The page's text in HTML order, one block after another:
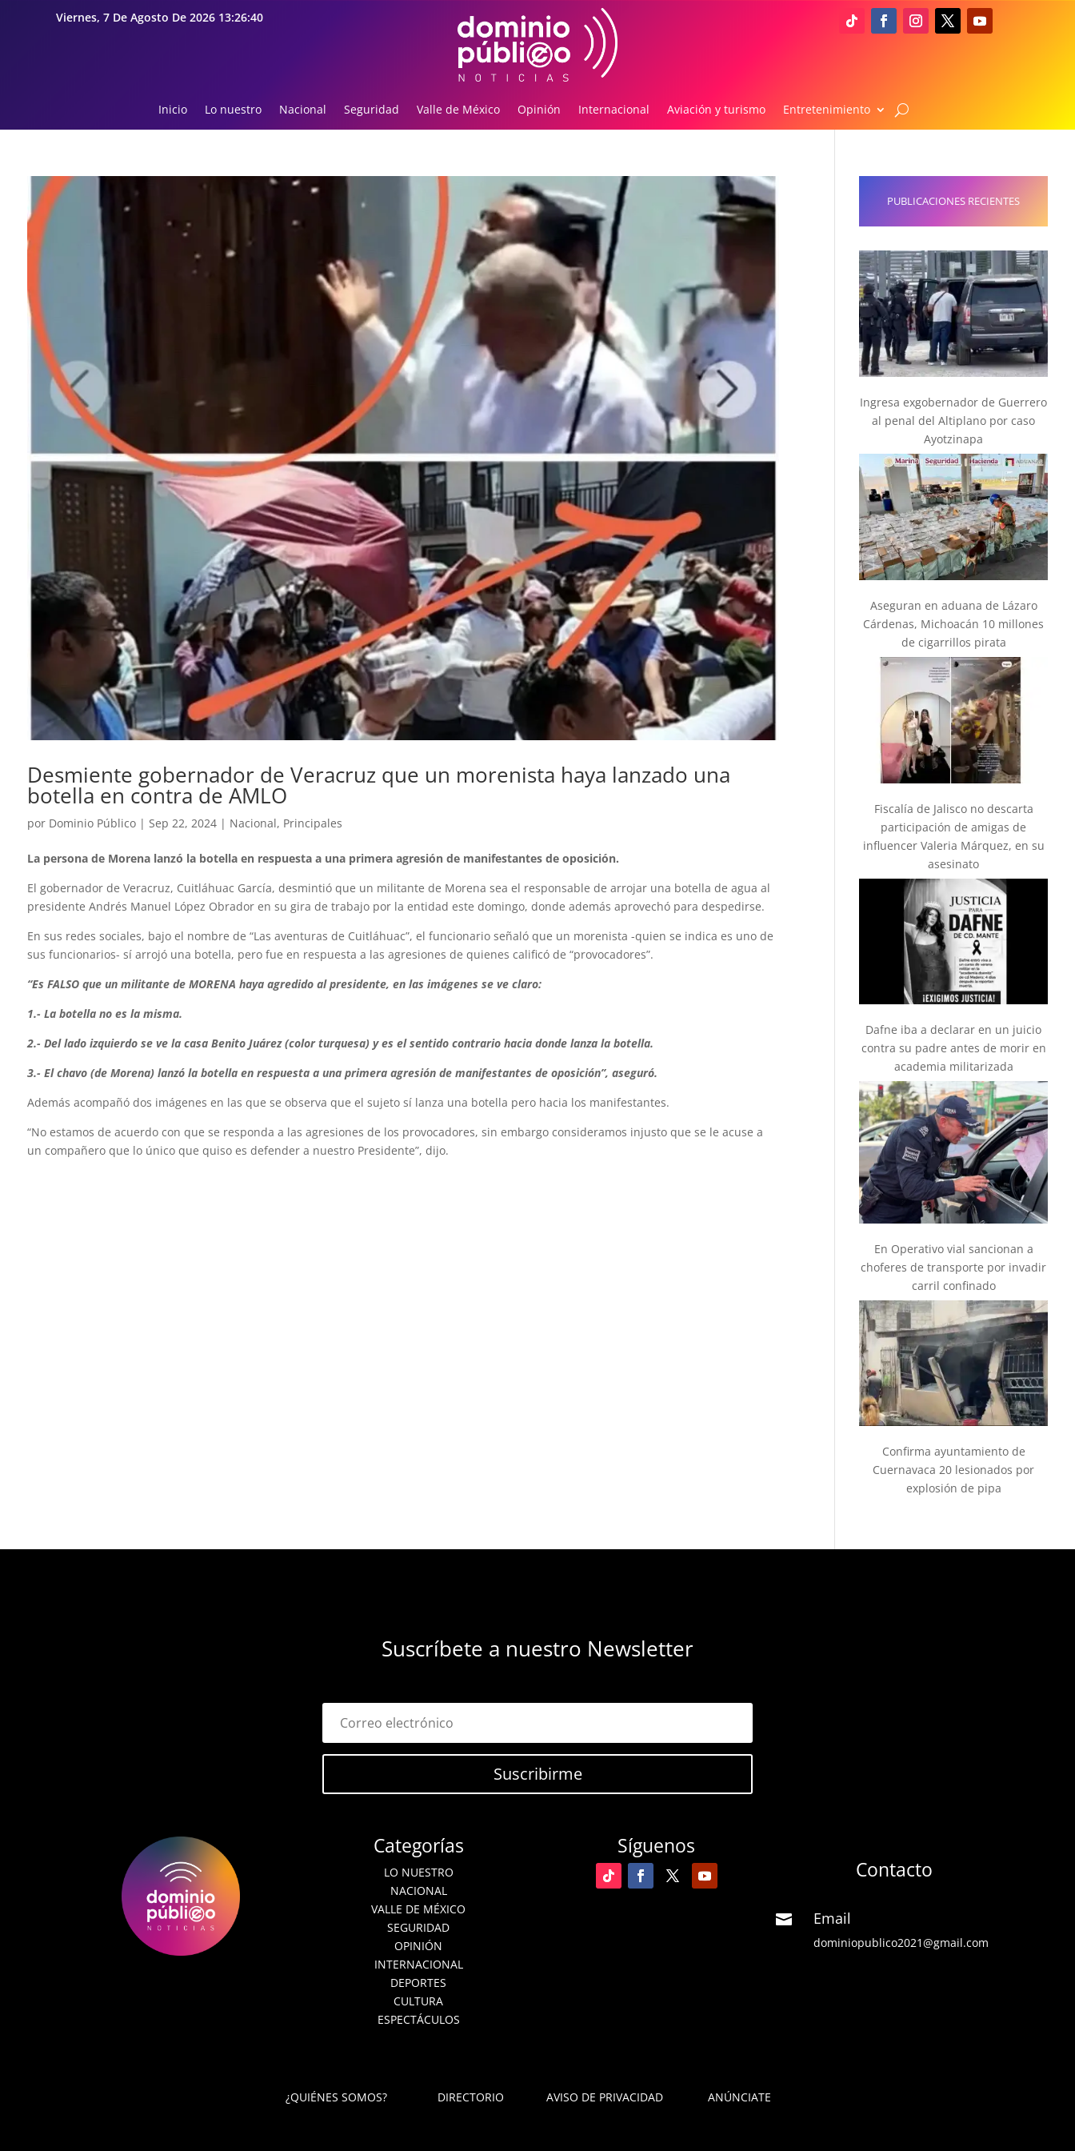
Viernes, 7 De Agosto De 2026 13:26:41
Inicio Lo nuestro Nacional Seguridad Valle de México Opinión Internacional Aviación y turismo Entretenimiento
Desmiente gobernador de Veracruz que un morenista haya lanzado una
botella en contra de AMLO
por Dominio Público| Sep 22, 2024| Nacional, Principales
La persona de Morena lanzó la botella en respuesta a una primera agresión de manifestantes de oposición.
El gobernador de Veracruz, Cuitláhuac García, desmintió que un militante de Morena sea el responsable de arrojar una botella de agua al
presidente Andrés Manuel López Obrador en su gira de trabajo por la entidad este domingo, donde además aprovechó para despedirse.
En sus redes sociales, bajo el nombre de “Las aventuras de Cuitláhuac”, el funcionario señaló que un morenista -quien se indica es uno de
sus funcionarios- sí arrojó una botella, pero fue en respuesta a las agresiones de quienes calificó de “provocadores”.
“Es FALSO que un militante de MORENA haya agredido al presidente, en las imágenes se ve claro:
1.- La botella no es la misma.
2.- Del lado izquierdo se ve la casa Benito Juárez (color turquesa) y es el sentido contrario hacia donde lanza la botella.
3.- El chavo (de Morena) lanzó la botella en respuesta a una primera agresión de manifestantes de oposición”, aseguró.
Además acompañó dos imágenes en las que se observa que el sujeto sí lanza una botella pero hacia los manifestantes.
“No estamos de acuerdo con que se responda a las agresiones de los provocadores, sin embargo consideramos injusto que se le acuse a
un compañero que lo único que quiso es defender a nuestro Presidente”, dijo.
PUBLICACIONES RECIENTES
Ingresa exgobernador de Guerrero
al penal del Altiplano por caso
Ayotzinapa
Aseguran en aduana de Lázaro
Cárdenas, Michoacán 10 millones
de cigarrillos pirata
Fiscalía de Jalisco no descarta
participación de amigas de
influencer Valeria Márquez, en su
asesinato
Dafne iba a declarar en un juicio
contra su padre antes de morir en
academia militarizada
En Operativo vial sancionan a
choferes de transporte por invadir
carril confinado
Confirma ayuntamiento de
Cuernavaca 20 lesionados por
explosión de pipa
Suscríbete a nuestro Newsletter
Suscribirme
Categorías
LO NUESTRO
NACIONAL
VALLE DE MÉXICO
SEGURIDAD
OPINIÓN
INTERNACIONAL
DEPORTES
CULTURA
ESPECTÁCULOS
Síguenos
Contacto
 Email
dominiopublico2021@gmail.com
¿QUIÉNES SOMOS? DIRECTORIO AVISO DE PRIVACIDAD ANÚNCIATE